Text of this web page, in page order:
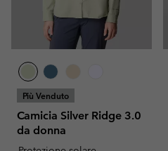
Più Venduto
Camicia Silver Ridge 3.0
da donna